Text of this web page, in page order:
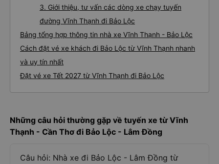
3. Giới thiệu, tư vấn các dòng xe chạy tuyến
đường Vĩnh Thạnh đi Bảo Lộc
Bảng tổng hợp thông tin nhà xe Vĩnh Thạnh - Bảo Lộc
Cách đặt vé xe khách đi Bảo Lộc từ Vĩnh Thạnh nhanh
và uy tín nhất
Đặt vé xe Tết 2027 từ Vĩnh Thạnh đi Bảo Lộc
Những câu hỏi thường gặp về tuyến xe từ Vĩnh
Thạnh - Cần Thơ đi Bảo Lộc - Lâm Đồng
Câu hỏi: Nhà xe đi Bảo Lộc - Lâm Đồng từ